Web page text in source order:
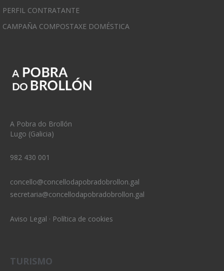
PERFIL CONTRATANTE
CAMPAÑA COMPOSTAXE DOMÉSTICA
A Pobra do Brollón
Lugo (Galicia)
982 430 001
concello@concellodapobradobrollon.gal
secretaria@concellodapobradobrollon.gal
Aviso Legal · Política de cookies
TURISMO